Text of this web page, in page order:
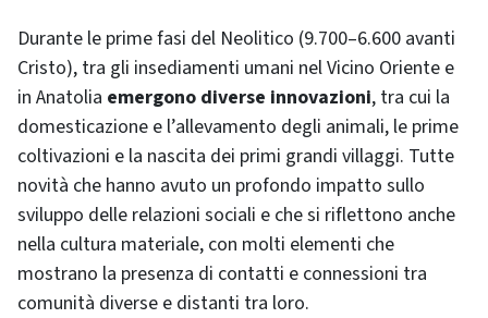
Durante le prime fasi del Neolitico (9.700–6.600 avanti
Cristo), tra gli insediamenti umani nel Vicino Oriente e
in Anatolia emergono diverse innovazioni, tra cui la
domesticazione e l’allevamento degli animali, le prime
coltivazioni e la nascita dei primi grandi villaggi. Tutte
novità che hanno avuto un profondo impatto sullo
sviluppo delle relazioni sociali e che si riflettono anche
nella cultura materiale, con molti elementi che
mostrano la presenza di contatti e connessioni tra
comunità diverse e distanti tra loro.